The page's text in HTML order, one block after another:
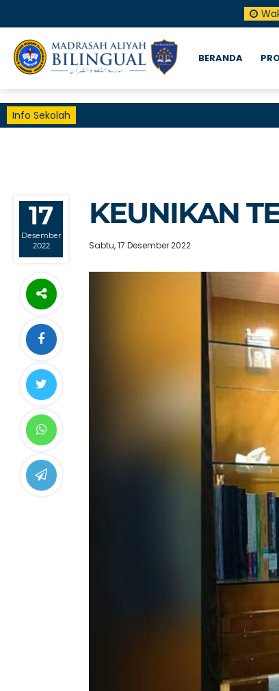
BERANDA
Info Sekolah
17
Desember
2022
KEUNIKAN
Sabtu, 17 Desember 2022